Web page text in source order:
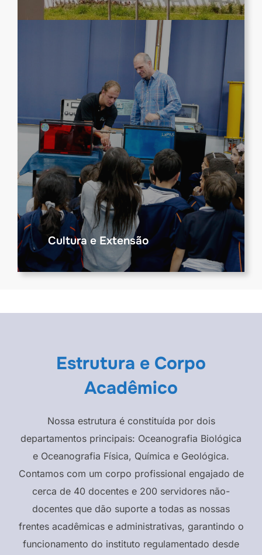
Cultura e Extensão
Estrutura e Corpo
Acadêmico
Nossa estrutura é constituída por dois
departamentos principais: Oceanografia Biológica
e Oceanografia Física, Química e Geológica.
Contamos com um corpo profissional engajado de
cerca de 40 docentes e 200 servidores não-
docentes que dão suporte a todas as nossas
frentes acadêmicas e administrativas, garantindo o
funcionamento do instituto regulamentado desde